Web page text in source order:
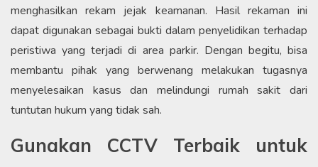
menghasilkan rekam jejak keamanan. Hasil rekaman ini
dapat digunakan sebagai bukti dalam penyelidikan terhadap
peristiwa yang terjadi di area parkir. Dengan begitu, bisa
membantu pihak yang berwenang melakukan tugasnya
menyelesaikan kasus dan melindungi rumah sakit dari
tuntutan hukum yang tidak sah.
Gunakan CCTV Terbaik untuk